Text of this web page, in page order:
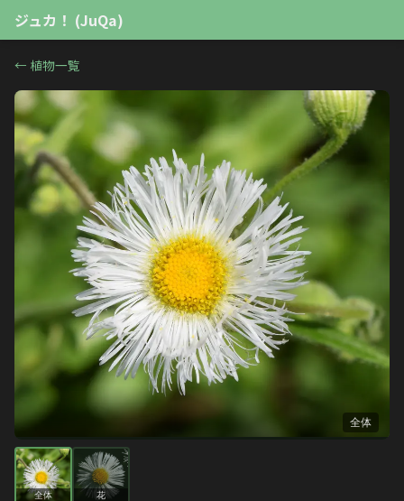
ジュカ！ (JuQa)
← 植物一覧
全体
全体 花